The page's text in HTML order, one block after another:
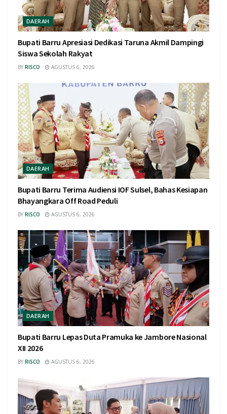
DAERAH
Bupati Barru Apresiasi Dedikasi Taruna Akmil Dampingi
Siswa Sekolah Rakyat
BY RISCO AGUSTUS 6, 2026
DAERAH
Bupati Barru Terima Audiensi IOF Sulsel, Bahas Kesiapan
Bhayangkara Off Road Peduli
BY RISCO AGUSTUS 6, 2026
DAERAH
Bupati Barru Lepas Duta Pramuka ke Jambore Nasional
XII 2026
BY RISCO AGUSTUS 6, 2026